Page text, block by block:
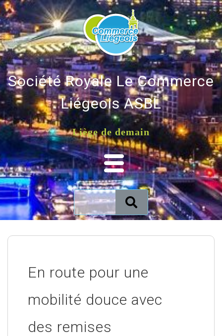
Société Royale Le Commerce
Liégeois ASBL
Liège de demain
En route pour une
mobilité douce avec
des remises